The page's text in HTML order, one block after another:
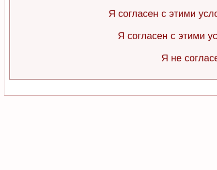
Я согласен с этими
Я согласен с этими
Я не